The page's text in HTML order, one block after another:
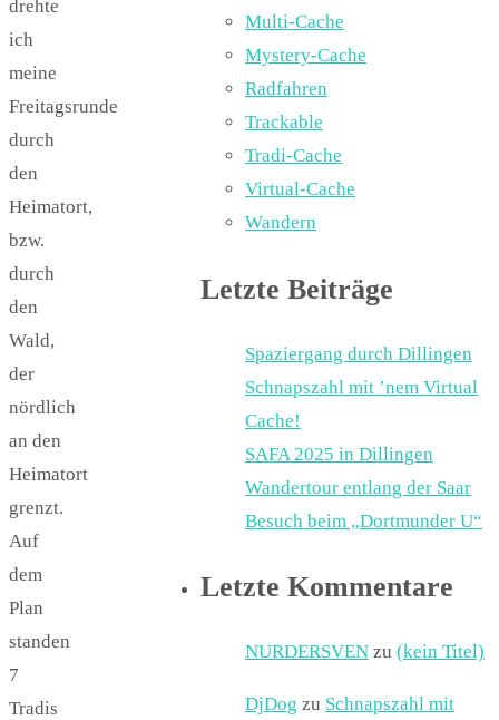
drehte
ich
meine
Freitagsrunde
durch
den
Heimatort,
bzw.
durch
den
Wald,
der
nördlich
an den
Heimatort
grenzt.
Auf
dem
Plan
standen
7
Tradis
Multi-Cache
Mystery-Cache
Radfahren
Trackable
Tradi-Cache
Virtual-Cache
Wandern
Letzte Beiträge
Spaziergang durch Dillingen
Schnapszahl mit ’nem Virtual
Cache!
SAFA 2025 in Dillingen
Wandertour entlang der Saar
Besuch beim „Dortmunder U“
Letzte Kommentare
NURDERSVEN zu (kein Titel)
DjDog zu Schnapszahl mit